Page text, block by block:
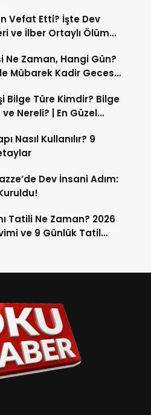
Vefat Etti? İşte Dev
ve İlber Ortaylı Ölüm
Ne Zaman, Hangi Gün?
Mübarek Kadir Gecesi
Bilge Türe Kimdir? Bilge
Nereli? | En Güzel
Nasıl Kullanılır? 9
Dev İnsani Adım:
Tatili Ne Zaman? 2026
ve 9 Günlük Tatil